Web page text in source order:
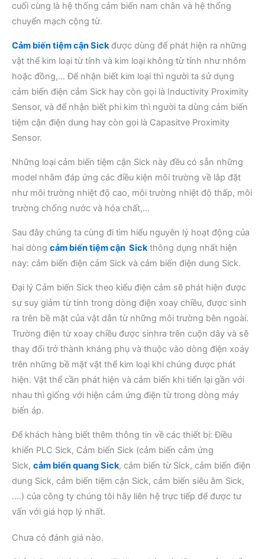
cuối cùng là hệ thống cảm biến nam chân và hệ thống
chuyển mạch cộng từ.
Cảm biến tiệm cận Sickđược dùng để phát hiện ra những
vật thể kim loại từ tính và kim loại không từ tính như nhôm
hoặc đồng,… Để nhận biết kim loại thì người ta sử dụng
cảm biến điện cảm Sick hay còn gọi là Inductivity Proximity
Sensor, và để nhận biết phi kim thì người ta dùng cảm biến
tiệm cận điện dung hay còn gọi là Capasitve Proximity
Sensor.
Những loại cảm biến tiệm cận Sick này đều có sẵn những
model nhằm đáp ứng các điều kiện môi trường về lắp đặt
như môi trường nhiệt độ cao, môi trường nhiệt độ thấp, môi
trường chống nước và hóa chất,…
Sau đây chúng ta cùng đi tìm hiểu nguyên lý hoạt động của
hai dòng cảm biến tiệm cận Sickthông dụng nhất hiện
nay: cảm biến điện cảm Sick và cảm biến điện dung Sick.
Đại lý Cảm biến Sick theo kiểu điện cảm sẽ phát hiện được
sự suy giảm từ tính trong dòng điện xoay chiều, được sinh
ra trên bề mặt của vật dẫn từ những môi trường bên ngoài.
Trường điện từ xoay chiều được sinhra trên cuộn dây và sẽ
thay đổi trở thành kháng phụ và thuộc vào dòng điện xoáy
trên những bề mặt vật thể kim loại khi chúng được phát
hiện. Vật thể cần phát hiện và cảm biến khi tiến lại gần với
nhau thì giống với hiện cảm ứng điện từ trong dòng máy
biến áp.
Để khách hàng biết thêm thông tin về các thiết bị: Điều
khiển PLC Sick, Cảm biến Sick (cảm biến cảm ứng
Sick, cảm biến quang Sick, cảm biến từ Sick, cảm biến điện
dung Sick, cảm biến tiệm cận Sick, cảm biến siêu âm Sick,
….) của công ty chúng tôi hãy liên hệ trực tiếp để được tư
vấn với giá hợp lý nhất.
Chưa có đánh giá nào.